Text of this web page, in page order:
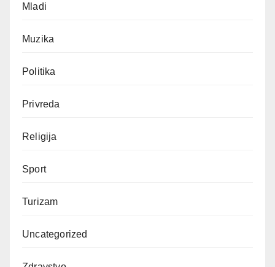
Mladi
Muzika
Politika
Privreda
Religija
Sport
Turizam
Uncategorized